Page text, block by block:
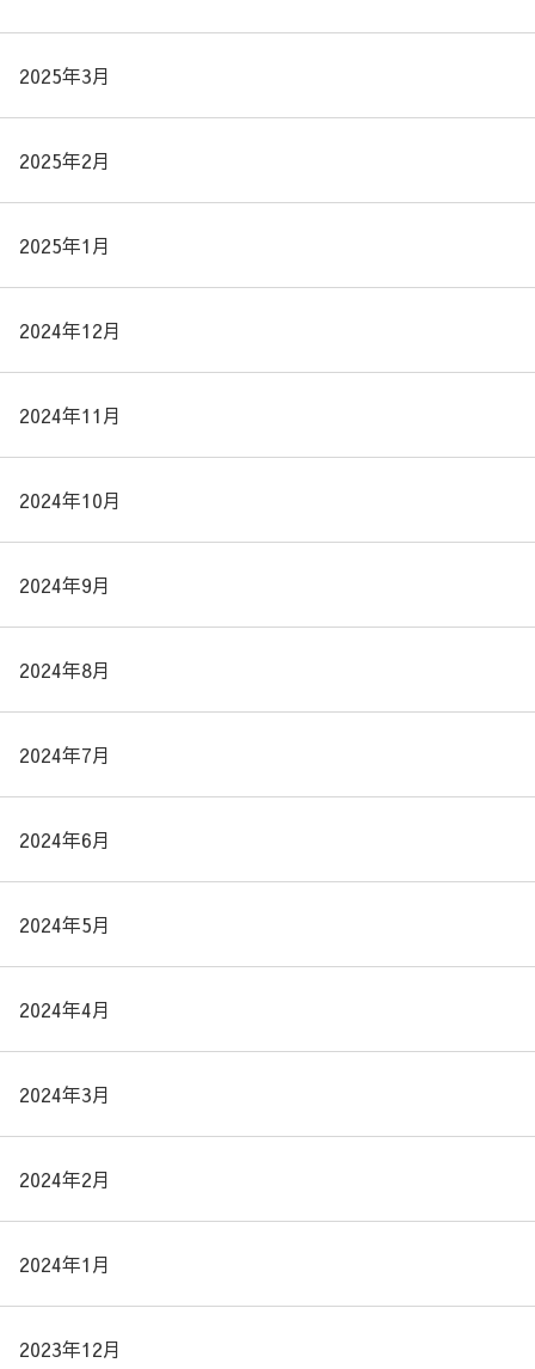
2025年3月
2025年2月
2025年1月
2024年12月
2024年11月
2024年10月
2024年9月
2024年8月
2024年7月
2024年6月
2024年5月
2024年4月
2024年3月
2024年2月
2024年1月
2023年12月